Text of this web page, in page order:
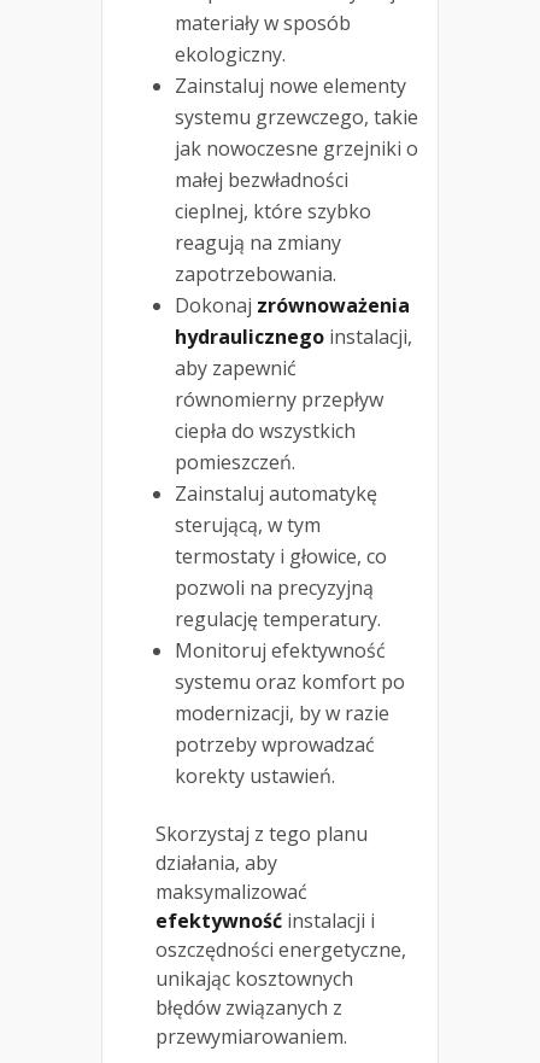
materiały w sposób
ekologiczny.
Zainstaluj nowe elementy
systemu grzewczego, takie
jak nowoczesne grzejniki o
małej bezwładności
cieplnej, które szybko
reagują na zmiany
zapotrzebowania.
Dokonaj zrównoważenia
hydraulicznego instalacji,
aby zapewnić
równomierny przepływ
ciepła do wszystkich
pomieszczeń.
Zainstaluj automatykę
sterującą, w tym
termostaty i głowice, co
pozwoli na precyzyjną
regulację temperatury.
Monitoruj efektywność
systemu oraz komfort po
modernizacji, by w razie
potrzeby wprowadzać
korekty ustawień.
Skorzystaj z tego planu
działania, aby
maksymalizować
efektywność instalacji i
oszczędności energetyczne,
unikając kosztownych
błędów związanych z
przewymiarowaniem.